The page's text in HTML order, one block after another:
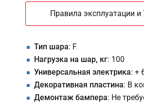
Правила эксплуатации
Тип шара: F
Нагрузка на шар, кг: 100
Универсальная электрика: +
Декоративная пластина: В
Демонтаж бампера: Не